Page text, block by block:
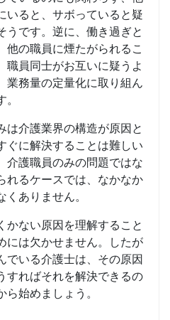
いると、サボっていると疑
うです。逆に、働き過ぎと
他の職員に煙たがられるこ
職員同士がお互いに疑うよ
業務量の定量化に取り組ん
は介護業界の構造が原因と
ぐに解決することは難しい
介護職員のみの問題ではな
れるケースでは、なかなか
ありません。
かない原因を理解すること
には欠かせません。したが
でいる介護士は、その原因
すればそれを解決できるの
始めましょう。